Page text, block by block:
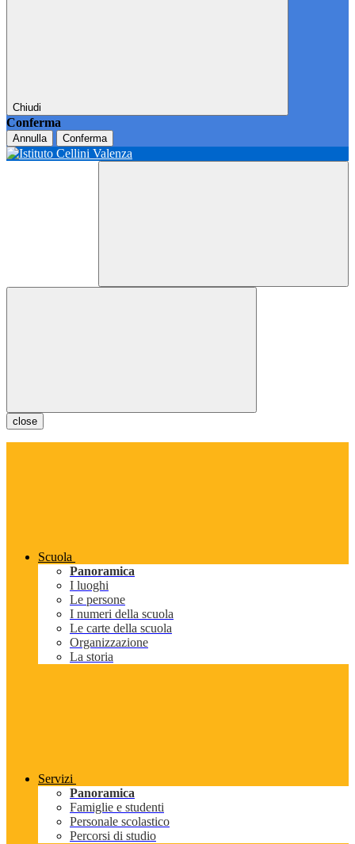
Chiudi
Conferma
Annulla Conferma
close
Scuola
Panoramica
I luoghi
Le persone
I numeri della scuola
Le carte della scuola
Organizzazione
La storia
Servizi
Panoramica
Famiglie e studenti
Personale scolastico
Percorsi di studio